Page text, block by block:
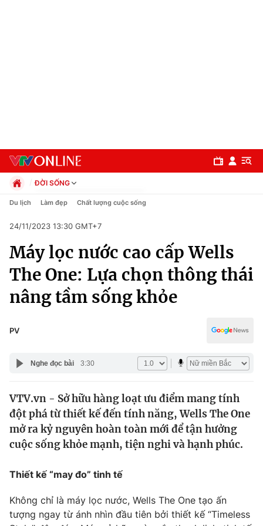
Chuyên mục
Chính trị
Xã hội
Pháp luật
Y tế
Thế giới
Tin tức
Thế giới đó đây
Câu chuyện quốc tế
Kinh tế
Góc doanh nghiệp
Dữ liệu và đời sống
Truyền hình
ĐỜI SỐNG
Chính trị
Pháp luật
Kinh tế
Thể thao
Truyền hình
Văn hóa - Giải trí
Y tế
Du lịch Làm đẹp Chất lượng cuộc sống
24/11/2023 13:30 GMT+7
Máy lọc nước cao cấp Wells
The One: Lựa chọn thông thái
nâng tầm sống khỏe
PV
Nghe đọc bài 3:30
VTV.vn - Sở hữu hàng loạt ưu điểm mang tính
đột phá từ thiết kế đến tính năng, Wells The One
mở ra kỷ nguyên hoàn toàn mới để tận hưởng
cuộc sống khỏe mạnh, tiện nghi và hạnh phúc.
Thiết kế “may đo” tinh tế
Không chỉ là máy lọc nước, Wells The One tạo ấn
tượng ngay từ ánh nhìn đầu tiên bởi thiết kế “Timeless